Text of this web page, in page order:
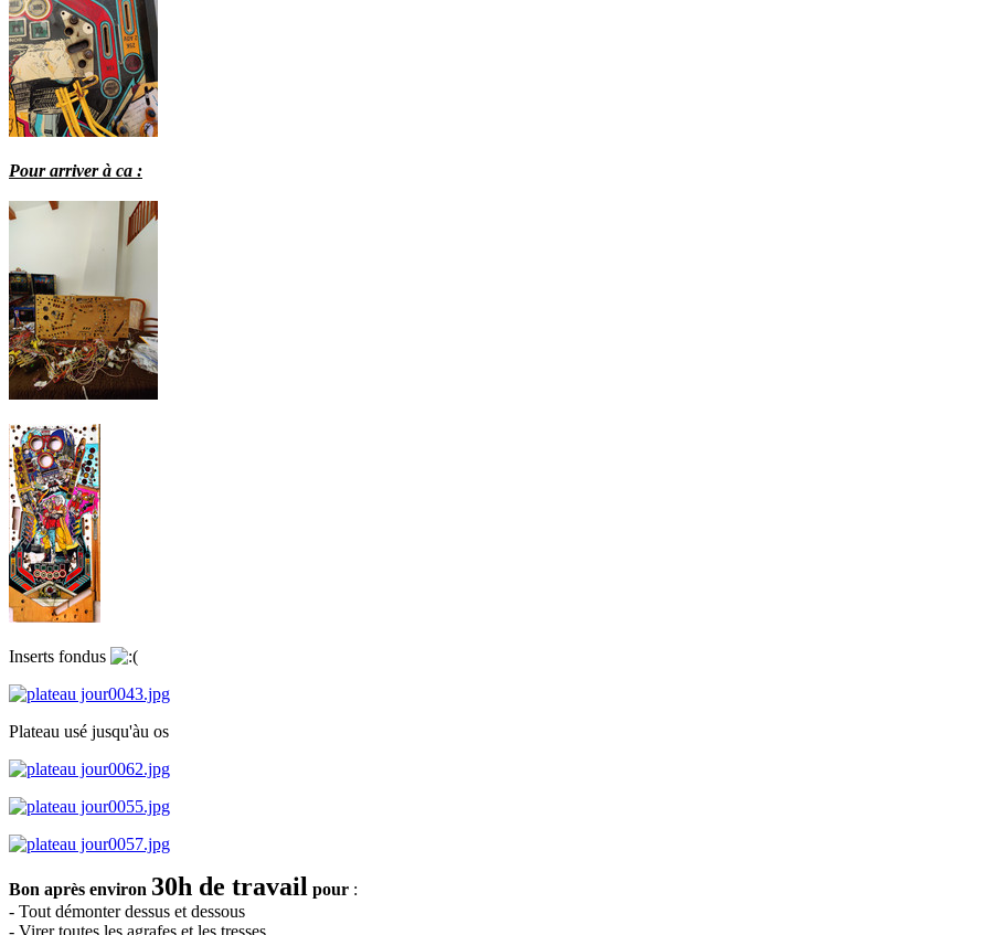
Pour arriver à ca :
Inserts fondus
Plateau usé jusqu'àu os
Bon après environ 30h de travail pour :
- Tout démonter dessus et dessous
- Virer toutes les agrafes et les tresses